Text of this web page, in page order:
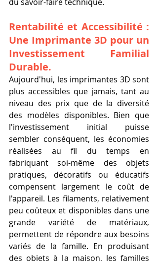
Rentabilité et Accessibilité :
Une Imprimante 3D pour un
Investissement Familial
Durable.
Aujourd'hui, les imprimantes 3D sont
plus accessibles que jamais, tant au
niveau des prix que de la diversité
des modèles disponibles. Bien que
l'investissement initial puisse
sembler conséquent, les économies
réalisées au fil du temps en
fabriquant soi-même des objets
pratiques, décoratifs ou éducatifs
compensent largement le coût de
l'appareil. Les filaments, relativement
peu coûteux et disponibles dans une
grande variété de matériaux,
permettent de répondre aux besoins
variés de la famille. En produisant
des objets à la maison, les familles